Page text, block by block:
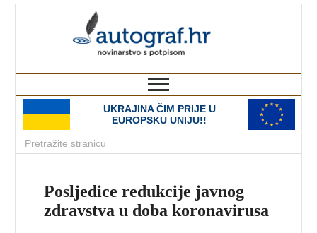
UKRAJINA ČIM PRIJE U
EUROPSKU UNIJU!!
Posljedice redukcije javnog
zdravstva u doba koronavirusa